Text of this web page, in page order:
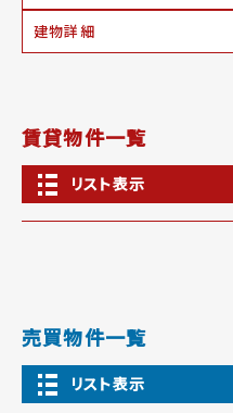
建物詳細
賃貸物件一覧
リスト表示
売買物件一覧
リスト表示